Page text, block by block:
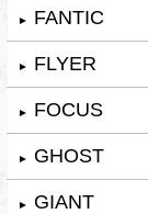
► FANTIC
► FLYER
► FOCUS
► GHOST
► GIANT